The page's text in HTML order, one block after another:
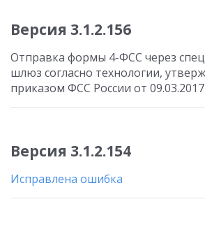
Версия 3.1.2.156
Отправка формы 4-ФСС через
шлюз согласно технологии,
приказом ФСС России от
Версия 3.1.2.154
Исправлена ошибка